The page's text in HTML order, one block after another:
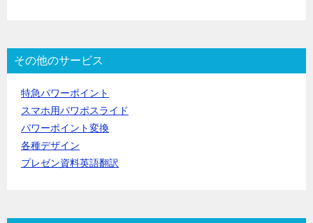
その他のサービス
特急パワーポイント
スマホ用パワポスライド
パワーポイント変換
各種デザイン
プレゼン資料英語翻訳